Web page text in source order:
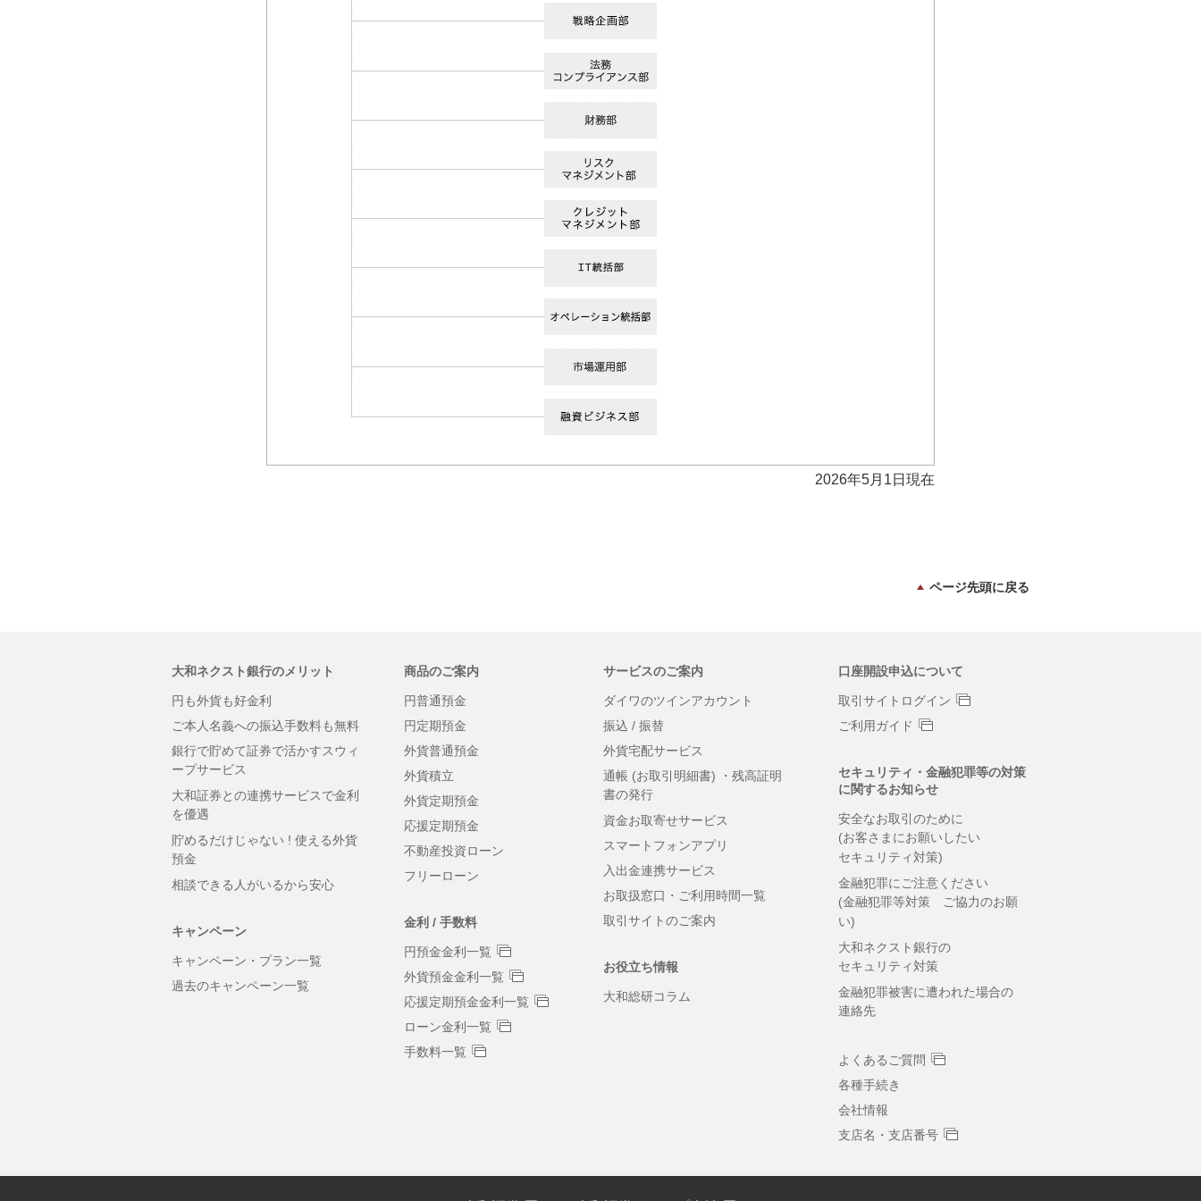
2026年5月1日現在
ページ先頭に戻る
大和ネクスト銀行のメリット
円も外貨も好金利
ご本人名義への振込手数料も無料
銀行で貯めて証券で活かすスウィ
ープサービス
大和証券との連携サービスで金利
を優遇
貯めるだけじゃない ! 使える外貨
預金
相談できる人がいるから安心
キャンペーン
キャンペーン・プラン一覧
過去のキャンペーン一覧
商品のご案内
円普通預金
円定期預金
外貨普通預金
外貨積立
外貨定期預金
応援定期預金
不動産投資ローン
フリーローン
金利 / 手数料
円預金金利一覧
外貨預金金利一覧
応援定期預金金利一覧
ローン金利一覧
手数料一覧
サービスのご案内
ダイワのツインアカウント
振込 / 振替
外貨宅配サービス
通帳 (お取引明細書) ・残高証明
書の発行
資金お取寄せサービス
スマートフォンアプリ
入出金連携サービス
お取扱窓口・ご利用時間一覧
取引サイトのご案内
お役立ち情報
大和総研コラム
口座開設申込について
取引サイトログイン
ご利用ガイド
セキュリティ・金融犯罪等の対策
に関するお知らせ
安全なお取引のために
(お客さまにお願いしたい
セキュリティ対策)
金融犯罪にご注意ください
(金融犯罪等対策 ご協力のお願
い)
大和ネクスト銀行の
セキュリティ対策
金融犯罪被害に遭われた場合の
連絡先
よくあるご質問
各種手続き
会社情報
支店名・支店番号